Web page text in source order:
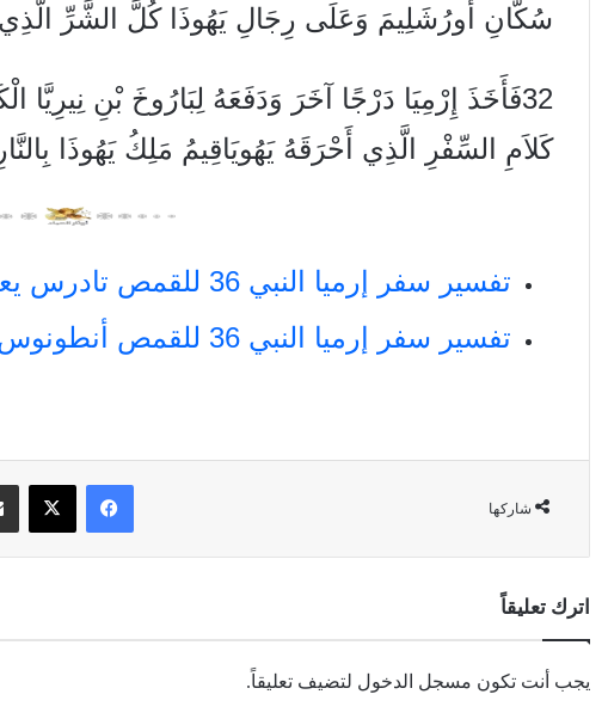
سُكَّانِ أُورُشَلِيمَ وَعَلَى رِجَالِ يَهُوذَا كُلَّ الشَّرِّ
32فَأَخَذَ إِرْمِيَا دَرْجًا آخَرَ وَدَفَعَهُ لِبَارُوخَ بْنِ
كَلاَمِ السِّفْرِ الَّذِي أَحْرَقَهُ يَهُويَاقِيمُ مَلِكُ يَهُوذَا
تفسير سفر إرميا النبي 36 للقمص تادرس يعقوب ملطي
تفسير سفر إرميا النبي 36 للقمص أنطونوس فكري
شاركها
فيسبوك‫X
اترك تعليقاً
يجب أنت تكون مسجل الدخول لتضيف تعليقاً.